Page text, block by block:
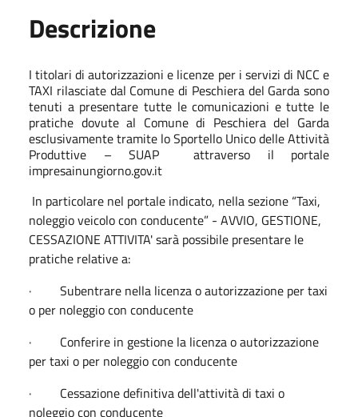
Descrizione
I titolari di autorizzazioni e licenze per i servizi di NCC e
TAXI rilasciate dal Comune di Peschiera del Garda sono
tenuti a presentare tutte le comunicazioni e tutte le
pratiche dovute al Comune di Peschiera del Garda
esclusivamente tramite lo Sportello Unico delle Attività
Produttive – SUAP attraverso il portale
impresainungiorno.gov.it
In particolare nel portale indicato, nella sezione “Taxi,
noleggio veicolo con conducente” - AVVIO, GESTIONE,
CESSAZIONE ATTIVITA' sarà possibile presentare le
pratiche relative a:
· Subentrare nella licenza o autorizzazione per taxi
o per noleggio con conducente
· Conferire in gestione la licenza o autorizzazione
per taxi o per noleggio con conducente
· Cessazione definitiva dell'attività di taxi o
noleggio con conducente